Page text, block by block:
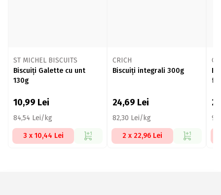
ST MICHEL BISCUITS
Biscuiți Galette cu unt
130g
10,99 Lei
84,54 Lei/kg
3 x 10,44 Lei
CRICH
Biscuiți integrali 300g
24,69 Lei
82,30 Lei/kg
2 x 22,96 Lei